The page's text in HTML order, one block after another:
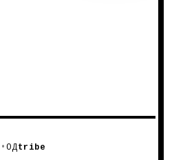
•ОДtribe